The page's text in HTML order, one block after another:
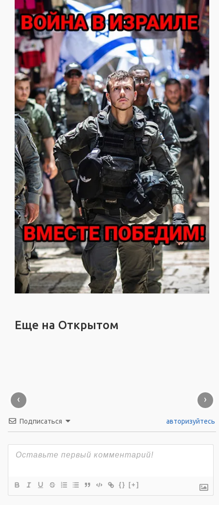
Еще на Открытом
‹ ›
Подписаться авторизуйтесь
{} [+]